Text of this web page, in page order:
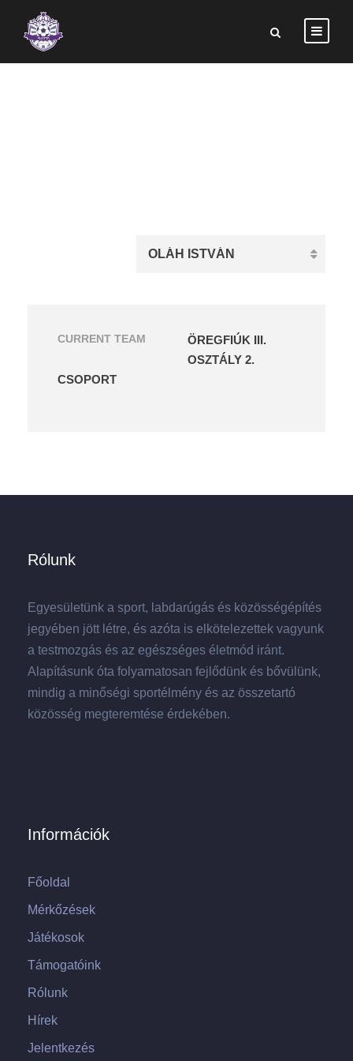
CURRENT TEAM
ÖREGFIÚK III.
OSZTÁLY 2.
CSOPORT
Rólunk
Egyesületünk a sport, labdarúgás és közösségépítés
jegyében jött létre, és azóta is elkötelezettek vagyunk
a testmozgás és az egészséges életmód iránt.
Alapításunk óta folyamatosan fejlődünk és bővülünk,
mindig a minőségi sportélmény és az összetartó
közösség megteremtése érdekében.
Információk
Főoldal
Mérkőzések
Játékosok
Támogatóink
Rólunk
Hírek
Jelentkezés